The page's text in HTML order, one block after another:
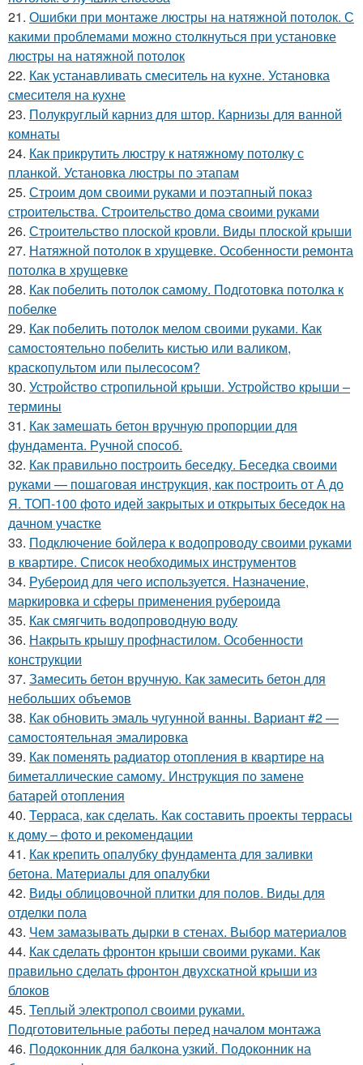
21. Ошибки при монтаже люстры на натяжной потолок. С
какими проблемами можно столкнуться при установке
люстры на натяжной потолок
22. Как устанавливать смеситель на кухне. Установка
смесителя на кухне
23. Полукруглый карниз для штор. Карнизы для ванной
комнаты
24. Как прикрутить люстру к натяжному потолку с
планкой. Установка люстры по этапам
25. Строим дом своими руками и поэтапный показ
строительства. Строительство дома своими руками
26. Строительство плоской кровли. Виды плоской крыши
27. Натяжной потолок в хрущевке. Особенности ремонта
потолка в хрущевке
28. Как побелить потолок самому. Подготовка потолка к
побелке
29. Как побелить потолок мелом своими руками. Как
самостоятельно побелить кистью или валиком,
краскопультом или пылесосом?
30. Устройство стропильной крыши. Устройство крыши –
термины
31. Как замешать бетон вручную пропорции для
фундамента. Ручной способ.
32. Как правильно построить беседку. Беседка своими
руками — пошаговая инструкция, как построить от А до
Я. ТОП-100 фото идей закрытых и открытых беседок на
дачном участке
33. Подключение бойлера к водопроводу своими руками
в квартире. Список необходимых инструментов
34. Рубероид для чего используется. Назначение,
маркировка и сферы применения рубероида
35. Как смягчить водопроводную воду
36. Накрыть крышу профнастилом. Особенности
конструкции
37. Замесить бетон вручную. Как замесить бетон для
небольших объемов
38. Как обновить эмаль чугунной ванны. Вариант #2 —
самостоятельная эмалировка
39. Как поменять радиатор отопления в квартире на
биметаллические самому. Инструкция по замене
батарей отопления
40. Терраса, как сделать. Как составить проекты террасы
к дому – фото и рекомендации
41. Как крепить опалубку фундамента для заливки
бетона. Материалы для опалубки
42. Виды облицовочной плитки для полов. Виды для
отделки пола
43. Чем замазывать дырки в стенах. Выбор материалов
44. Как сделать фронтон крыши своими руками. Как
правильно сделать фронтон двухскатной крыши из
блоков
45. Теплый электропол своими руками.
Подготовительные работы перед началом монтажа
46. Подоконник для балкона узкий. Подоконник на